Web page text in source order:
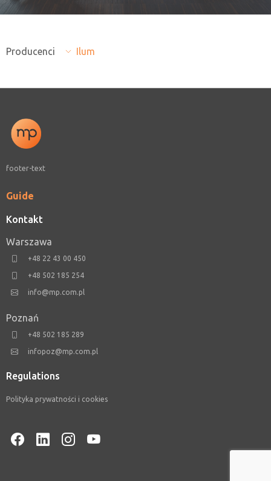
Producenci Ilum
footer-text
Guide
Kontakt
Warszawa
+48 22 43 00 450
+48 502 185 254
info@mp.com.pl
Poznań
+48 502 185 289
infopoz@mp.com.pl
Regulations
Polityka prywatności i cookies